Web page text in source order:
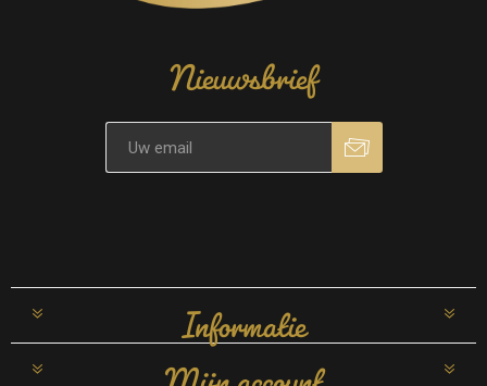
Nieuwsbrief
Informatie